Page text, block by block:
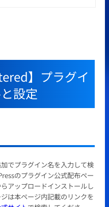
】プラグイ
設定
でプラグイン名を入力して検
のプラグイン公式配布ペー
アップロードインストールし
は本ページ内記載のリンクを